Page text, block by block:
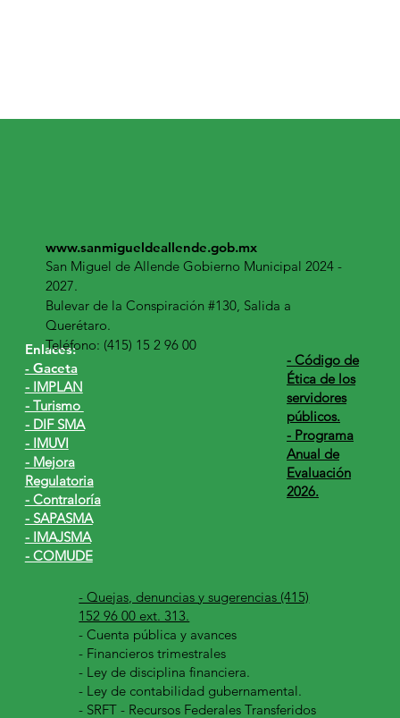
Enlaces:
- Gaceta
- IMPLAN
- Turismo
- DIF SMA
- IMUVI
- Mejora
Regulatoria
- Contraloría
- SAPASMA
- IMAJSMA
- COMUDE
www.sanmigueldeallende.gob.mx
San Miguel de Allende Gobierno Municipal 2024 -
2027.
Bulevar de la Conspiración #130, Salida a
Querétaro.
Teléfono: (415) 15 2 96 00
- Quejas, denuncias y sugerencias (415)
152 96 00 ext. 313.
-Cuenta pública y avances
- Financieros trimestrales
- Ley de disciplina financiera.
- Ley de contabilidad gubernamental.
- SRFT - Recursos Federales Transferidos
​- Código de
Ética de los
servidores
públicos.
- Programa
Anual de
Evaluación
2026.